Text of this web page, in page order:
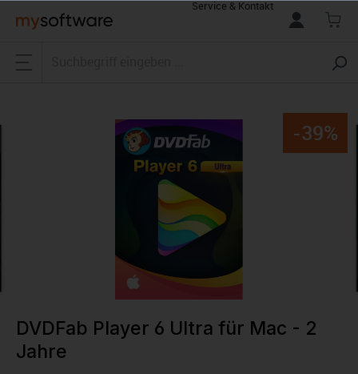
springen
Service & Kontakt
-39%
DVDFab Player 6 Ultra für Mac - 2
Jahre